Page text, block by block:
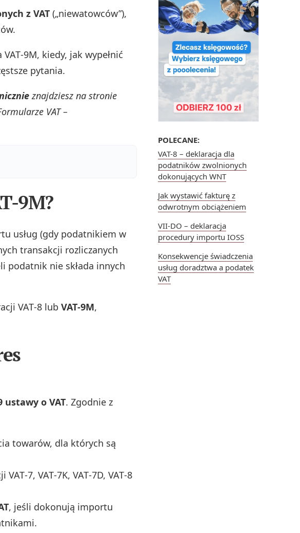
POLECANE:
VAT-8 – deklaracja dla
podatników zwolnionych
dokonujących WNT
Jak wystawić fakturę z
odwrotnym obciążeniem
VII-DO – deklaracja
procedury importu IOSS
Konsekwencje świadczenia
usług doradztwa a podatek
VAT
z VAT („niewatowców”),
kiedy, jak wypełnić
pytania.
znajdziesz na stronie
VAT –
9M?
usług (gdy podatnikiem w
transakcji rozliczanych
podatnik nie składa innych
VAT‑8 lub VAT‑9M,
ustawy o VAT. Zgodnie z
towarów, dla których są
VAT‑7K, VAT‑7D, VAT‑8
, jeśli dokonują importu